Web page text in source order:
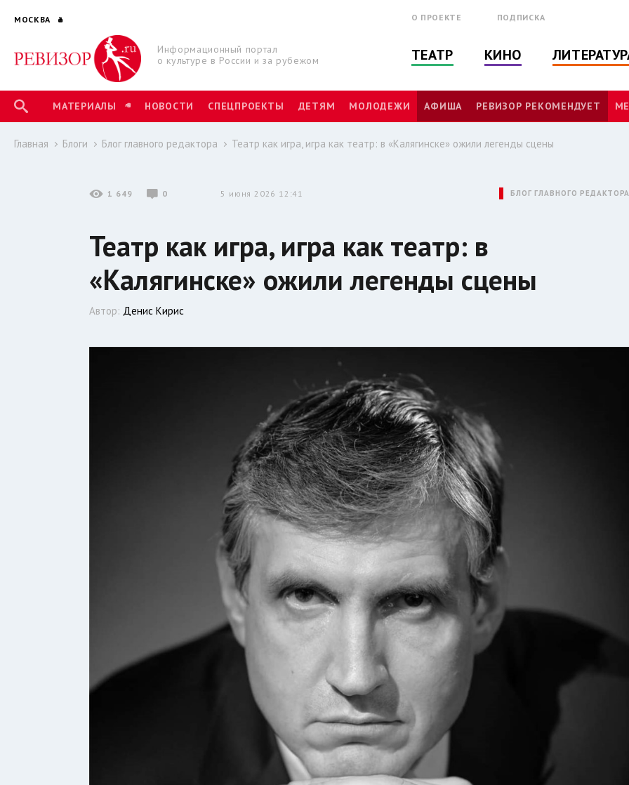
МОСКВА
Информационный портал
о культуре в России и за рубежом
О ПРОЕКТЕ ПОДПИСКА
ТЕАТР КИНО
МАТЕРИАЛЫ НОВОСТИ СПЕЦПРОЕКТЫ ДЕТЯМ МОЛОДЕЖИ АФИША РЕВИЗОР РЕКОМЕНДУЕТ
Главная Блоги Блог главного редактора Театр как игра, игра как театр: в «Калягинске» ожили легенды сцены
1 649 0 5 июня 2026 12:41 БЛОГ ГЛАВНОГО РЕДАКТОРА
Театр как игра, игра как театр: в
«Калягинске» ожили легенды сцены
Автор: Денис Кирис